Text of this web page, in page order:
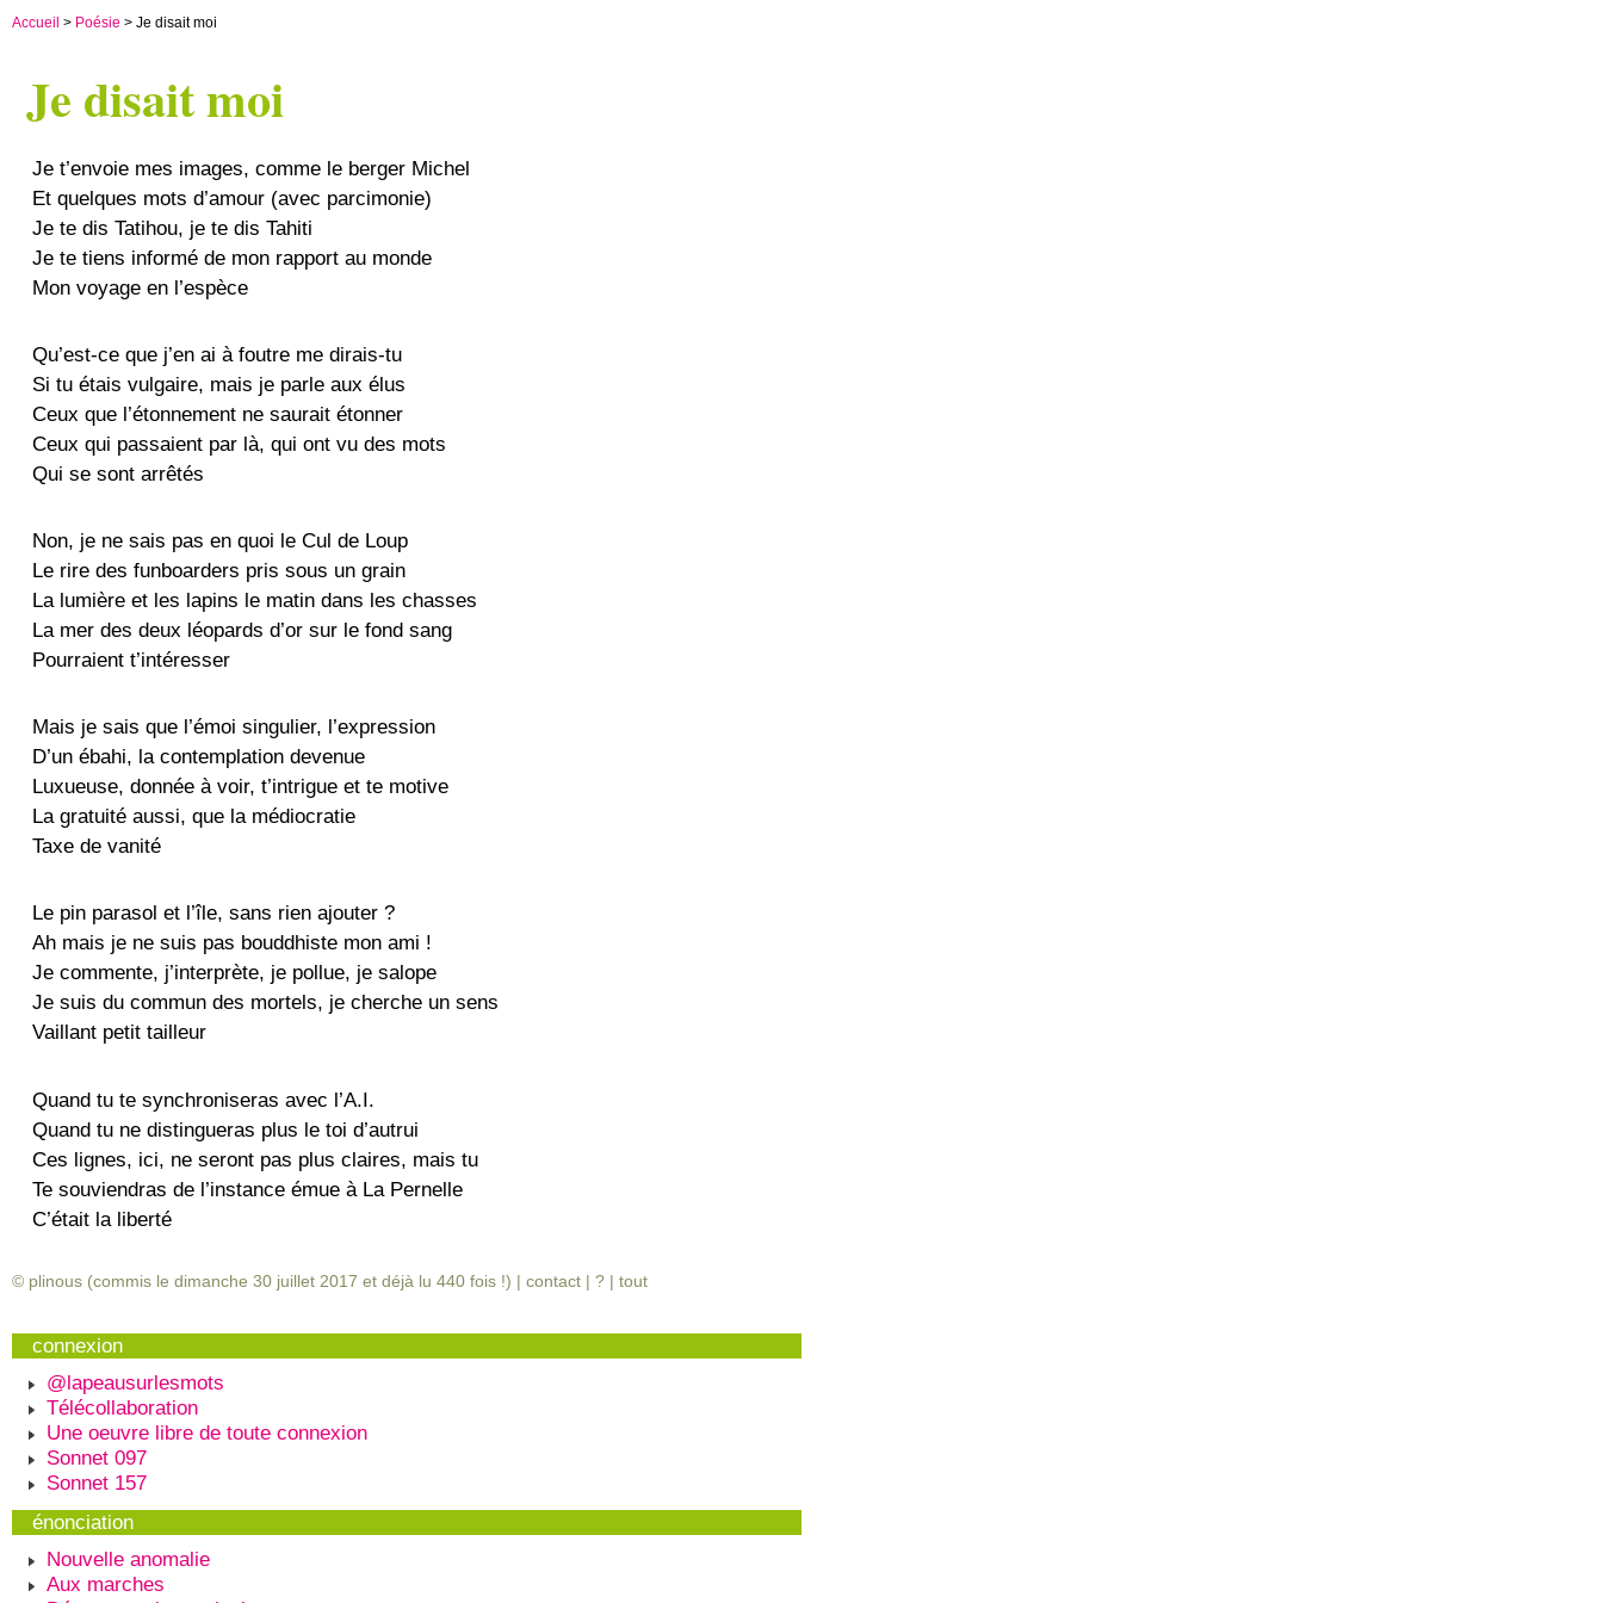
Accueil > Poésie > Je disait moi
Je disait moi
Je t’envoie mes images, comme le berger Michel
Et quelques mots d’amour (avec parcimonie)
Je te dis Tatihou, je te dis Tahiti
Je te tiens informé de mon rapport au monde
Mon voyage en l’espèce
Qu’est-ce que j’en ai à foutre me dirais-tu
Si tu étais vulgaire, mais je parle aux élus
Ceux que l’étonnement ne saurait étonner
Ceux qui passaient par là, qui ont vu des mots
Qui se sont arrêtés
Non, je ne sais pas en quoi le Cul de Loup
Le rire des funboarders pris sous un grain
La lumière et les lapins le matin dans les chasses
La mer des deux léopards d’or sur le fond sang
Pourraient t’intéresser
Mais je sais que l’émoi singulier, l’expression
D’un ébahi, la contemplation devenue
Luxueuse, donnée à voir, t’intrigue et te motive
La gratuité aussi, que la médiocratie
Taxe de vanité
Le pin parasol et l’île, sans rien ajouter ?
Ah mais je ne suis pas bouddhiste mon ami !
Je commente, j’interprète, je pollue, je salope
Je suis du commun des mortels, je cherche un sens
Vaillant petit tailleur
Quand tu te synchroniseras avec l’A.I.
Quand tu ne distingueras plus le toi d’autrui
Ces lignes, ici, ne seront pas plus claires, mais tu
Te souviendras de l’instance émue à La Pernelle
C’était la liberté
© plinous (commis le dimanche 30 juillet 2017 et déjà lu 440 fois !) | contact | ? | tout
connexion
@lapeausurlesmots
Télécollaboration
Une oeuvre libre de toute connexion
Sonnet 097
Sonnet 157
énonciation
Nouvelle anomalie
Aux marches